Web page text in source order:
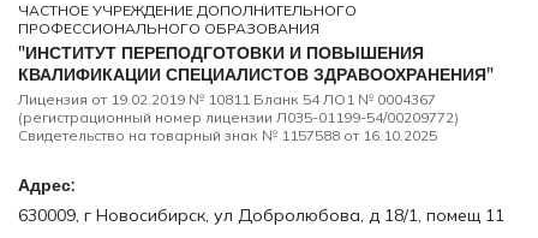
ЧАСТНОЕ УЧРЕЖДЕНИЕ ДОПОЛНИТЕЛЬНОГО
ПРОФЕССИОНАЛЬНОГО ОБРАЗОВАНИЯ
"ИНСТИТУТ ПЕРЕПОДГОТОВКИ И ПОВЫШЕНИЯ
КВАЛИФИКАЦИИ СПЕЦИАЛИСТОВ ЗДРАВООХРАНЕНИЯ"
Лицензия от 19.02.2019 № 10811 Бланк 54 ЛО1 № 0004367
(регистрационный номер лицензии Л035-01199-54/00209772)
Свидетельство на товарный знак № 1157588 от 16.10.2025
Адрес:
630009, г Новосибирск, ул Добролюбова, д 18/1, помещ 11